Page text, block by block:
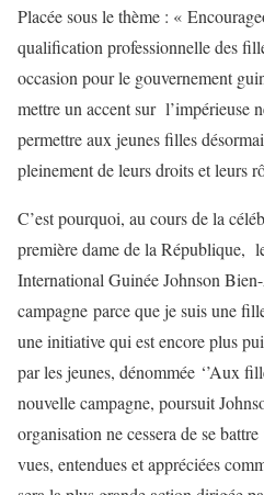
Placée sous le thème : «
qualification professionnelle des
occasion pour le gouvernement
mettre un accent sur l’impérieuse
permettre aux jeunes filles
pleinement de leurs droits et leurs
C’est pourquoi, au cours de la
première dame de la République,
International Guinée Johnson
campagne parce que je suis une
une initiative qui est encore plus
par les jeunes, dénommée ‘’Aux
nouvelle campagne, poursuit
organisation ne cessera de se
vues, entendues et appréciées